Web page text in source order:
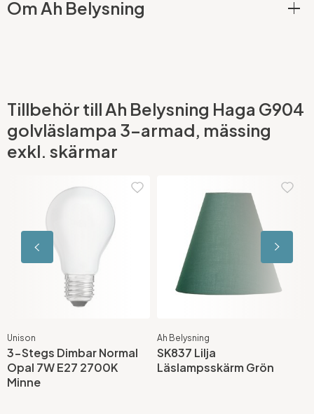
Om Ah Belysning
Tillbehör till Ah Belysning Haga G904
golvläslampa 3-armad, mässing
exkl. skärmar
Unison
3-Stegs Dimbar Normal
Opal 7W E27 2700K
Minne
Ah Belysning
SK837 Lilja
Läslampsskärm Grön